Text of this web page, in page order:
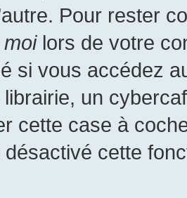
Pour rester
lors de votre
si vous accédez
un
cette case à
cette